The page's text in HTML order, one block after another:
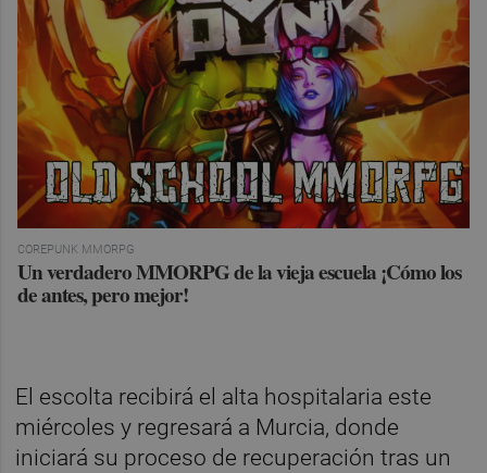
COREPUNK MMORPG
Un verdadero MMORPG de la vieja escuela ¡Cómo los
de antes, pero mejor!
El escolta recibirá el alta hospitalaria este
miércoles y regresará a Murcia, donde
iniciará su proceso de recuperación tras un